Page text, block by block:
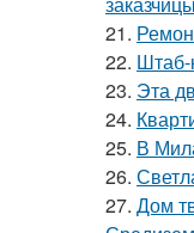
21.
22. Штаб-
23. Эта
24.
25. В
26.
27. Дом